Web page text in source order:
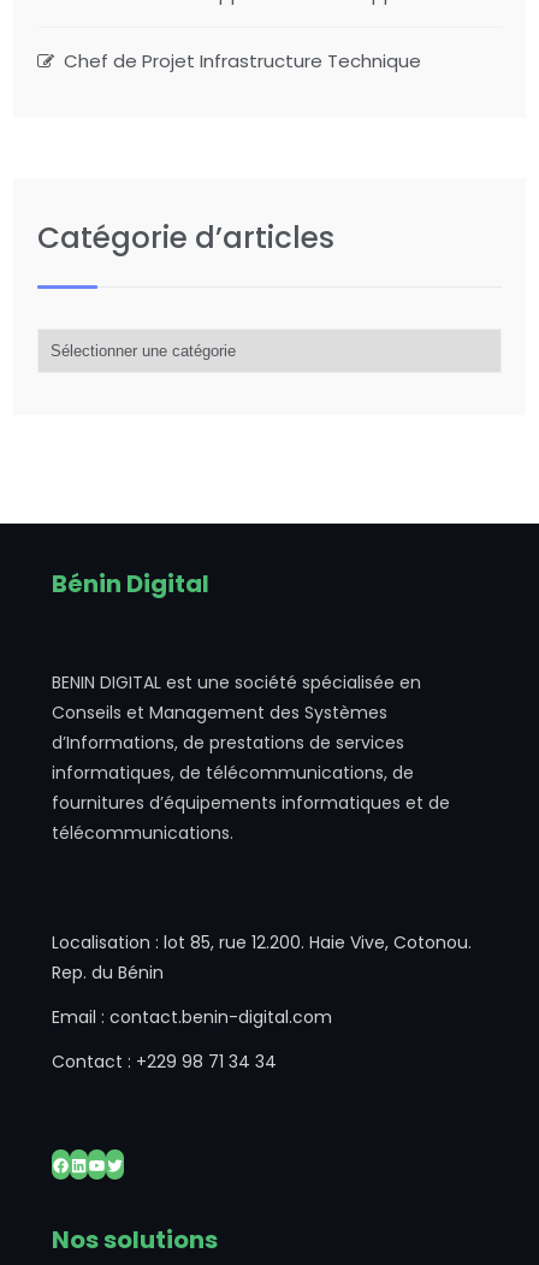
Chef de Projet Infrastructure Technique
Catégorie d’articles
d’articles
Bénin Digital
BENIN DIGITAL est une société spécialisée en
Conseils et Management des Systèmes
d’Informations, de prestations de services
informatiques, de télécommunications, de
fournitures d’équipements informatiques et de
télécommunications.
Localisation : lot 85, rue 12.200. Haie Vive, Cotonou.
Rep. du Bénin
Email : contact.benin-digital.com
Contact : +229 98 71 34 34
Facebook
LinkedIn
YouTube
Twitter
Nos solutions